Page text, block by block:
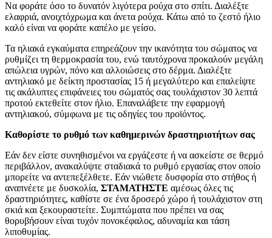
Να φοράτε όσο το δυνατόν λιγότερα ρούχα στο σπίτι. Διαλέξτε
ελαφριά, ανοιχτόχρωμα και άνετα ρούχα. Κάτω από το ζεστό ήλιο
καλό είναι να φοράτε καπέλο με γείσο.
Τα ηλιακά εγκαύματα επηρεάζουν την ικανότητα του σώματος να
ρυθμίζει τη θερμοκρασία του, ενώ ταυτόχρονα προκαλούν μεγάλη
απώλεια υγρών, πόνο και αλλοιώσεις στο δέρμα. Διαλέξτε
αντηλιακό με δείκτη προστασίας 15 ή μεγαλύτερο και επαλείψτε
τις ακάλυπτες επιφάνειες του σώματός σας τουλάχιστον 30 λεπτά
προτού εκτεθείτε στον ήλιο. Επαναλάβετε την εφαρμογή
αντηλιακού, σύμφωνα με τις οδηγίες του προϊόντος.
Καθορίστε το ρυθμό των καθημερινών δραστηριοτήτων σας
Εάν δεν είστε συνηθισμένοι να εργάζεστε ή να ασκείστε σε θερμό
περιβάλλον, ανακαλύψτε σταδιακά το ρυθμό εργασίας στον οποίο
μπορείτε να αντεπεξέλθετε. Εάν νιώθετε δυσφορία στο στήθος ή
αναπνέετε με δυσκολία, ΣΤΑΜΑΤΗΣΤΕ αμέσως όλες τις
δραστηριότητες, καθίστε σε ένα δροσερό χώρο ή τουλάχιστον στη
σκιά και ξεκουραστείτε. Συμπτώματα που πρέπει να σας
θορυβήσουν είναι τυχόν πονοκέφαλος, αδυναμία και τάση
λιποθυμίας.